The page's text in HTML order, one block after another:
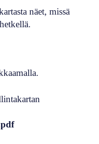
näet, missä